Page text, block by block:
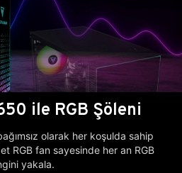
ile RGB Şöleni
olarak her koşulda sahip
RGB fan sayesinde her an RGB
yakala.